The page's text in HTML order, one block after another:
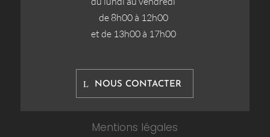
de 8h00 à 12h00
et de 13h00 à 17h00
NOUS CONTACTER
Mentions légales